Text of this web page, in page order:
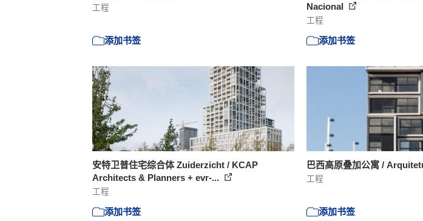
工程
添加书签
Nacional
工程
添加书签
安特卫普住宅综合体 Zuiderzicht / KCAP
Architects & Planners + evr-...
工程
添加书签
巴西高原叠加公寓 /
工程
添加书签